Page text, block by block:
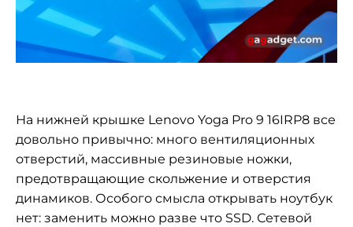
На нижней крышке Lenovo Yoga Pro 9 16IRP8 все
довольно привычно: много вентиляционных
отверстий, массивные резиновые ножки,
предотвращающие скольжение и отверстия
динамиков. Особого смысла открывать ноутбук
нет: заменить можно разве что SSD. Сетевой